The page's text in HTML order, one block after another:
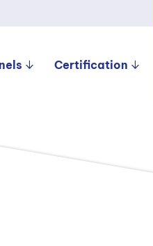
Certification